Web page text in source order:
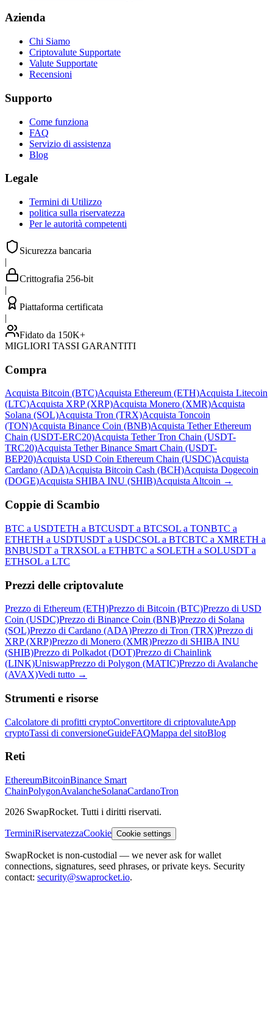
Azienda
Chi Siamo
Criptovalute Supportate
Valute Supportate
Recensioni
Supporto
Come funziona
FAQ
Servizio di assistenza
Blog
Legale
Termini di Utilizzo
politica sulla riservatezza
Per le autorità competenti
Sicurezza bancaria
|
Crittografia 256-bit
|
Piattaforma certificata
|
Fidato da 150K+
MIGLIORI TASSI GARANTITI
Compra
Acquista Bitcoin (BTC)Acquista Ethereum (ETH)Acquista Litecoin
(LTC)Acquista XRP (XRP)Acquista Monero (XMR)Acquista
Solana (SOL)Acquista Tron (TRX)Acquista Toncoin
(TON)Acquista Binance Coin (BNB)Acquista Tether Ethereum
Chain (USDT-ERC20)Acquista Tether Tron Chain (USDT-
TRC20)Acquista Tether Binance Smart Chain (USDT-
BEP20)Acquista USD Coin Ethereum Chain (USDC)Acquista
Cardano (ADA)Acquista Bitcoin Cash (BCH)Acquista Dogecoin
(DOGE)Acquista SHIBA INU (SHIB)Acquista Altcoin →
Coppie di Scambio
BTC a USDTETH a BTCUSDT a BTCSOL a TONBTC a
ETHETH a USDTUSDT a USDCSOL a BTCBTC a XMRETH a
BNBUSDT a TRXSOL a ETHBTC a SOLETH a SOLUSDT a
ETHSOL a LTC
Prezzi delle criptovalute
Prezzo di Ethereum (ETH)Prezzo di Bitcoin (BTC)Prezzo di USD
Coin (USDC)Prezzo di Binance Coin (BNB)Prezzo di Solana
(SOL)Prezzo di Cardano (ADA)Prezzo di Tron (TRX)Prezzo di
XRP (XRP)Prezzo di Monero (XMR)Prezzo di SHIBA INU
(SHIB)Prezzo di Polkadot (DOT)Prezzo di Chainlink
(LINK)UniswapPrezzo di Polygon (MATIC)Prezzo di Avalanche
(AVAX)Vedi tutto →
Strumenti e risorse
Calcolatore di profitti cryptoConvertitore di criptovaluteApp
cryptoTassi di conversioneGuideFAQMappa del sitoBlog
Reti
EthereumBitcoinBinance Smart
ChainPolygonAvalancheSolanaCardanoTron
2026 SwapRocket. Tutti i diritti riservati.
TerminiRiservatezzaCookie Cookie settings
SwapRocket is non-custodial — we never ask for wallet
connections, signatures, seed phrases, or private keys. Security
contact: security@swaprocket.io.